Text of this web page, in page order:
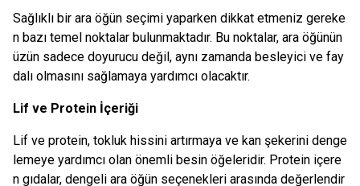
Sağlıklı bir ara öğün seçimi yaparken dikkat etmeniz gereke
n bazı temel noktalar bulunmaktadır. Bu noktalar, ara öğünün
üzün sadece doyurucu değil, aynı zamanda besleyici ve fay
dalı olmasını sağlamaya yardımcı olacaktır.
Lif ve Protein İçeriği
Lif ve protein, tokluk hissini artırmaya ve kan şekerini denge
lemeye yardımcı olan önemli besin öğeleridir. Protein içere
n gıdalar, dengeli ara öğün seçenekleri arasında değerlendir